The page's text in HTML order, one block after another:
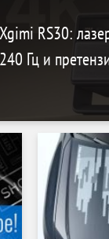
Xgimi RS30:
240 Гц и